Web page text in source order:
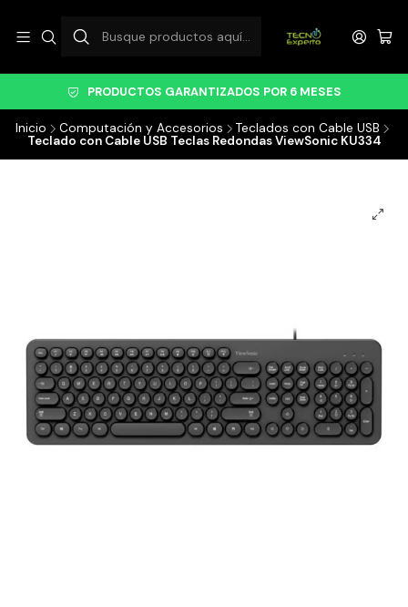
PRODUCTOS GARANTIZADOS POR 6 MESES
Inicio Computación y Accesorios
Teclados con Cable USB
Teclado con Cable USB Teclas Redondas ViewSonic KU334